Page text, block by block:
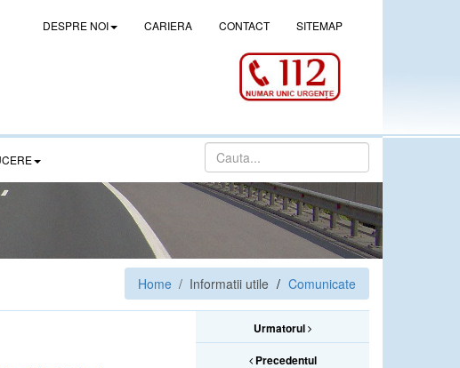
DESPRE NOI CARIERA CONTACT SITEMAP
Home / Informatii utile Comunicate
Urmatorul
Precedentul